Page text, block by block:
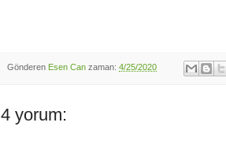
Gönderen Esen Can zaman: 4/25/2020
4 yorum: